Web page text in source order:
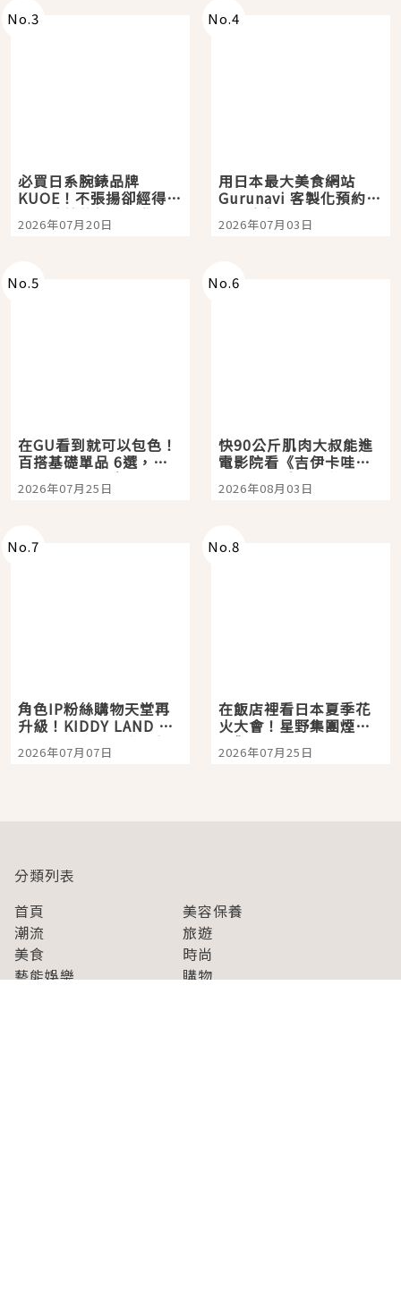
No.3
必買日系腕錶品牌
KUOE！不張揚卻經得起
時間洗鍊的經典之作五
選
2026年07月20日
No.4
用日本最大美食網站
Gurunavi 客製化預約九
大都市餐廳，打造專屬
美食體驗！
2026年07月03日
No.5
在GU看到就可以包色！
百搭基礎單品 6選，閉
眼全收也不心疼
2026年07月25日
No.6
快90公斤肌肉大叔能進
電影院看《吉伊卡哇》
嗎？日本重金屬樂團
「打首」會長與nagano
2026年08月03日
No.7
角色IP粉絲購物天堂再
升級！KIDDY LAND 原
宿店吉伊卡哇迎客，新
開幕 OMOKADO 店3分
2026年07月07日
No.8
在飯店裡看日本夏季花
火大會！星野集團煙火
景觀飯店6選，讓你不用
人擠人悠閒欣賞
2026年07月25日
分類列表
首頁
美容保養
潮流
旅遊
美食
時尚
藝能娛樂
購物